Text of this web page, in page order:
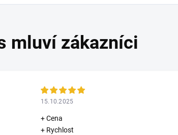
15.10.2025
+ Cena
+ Rychlost